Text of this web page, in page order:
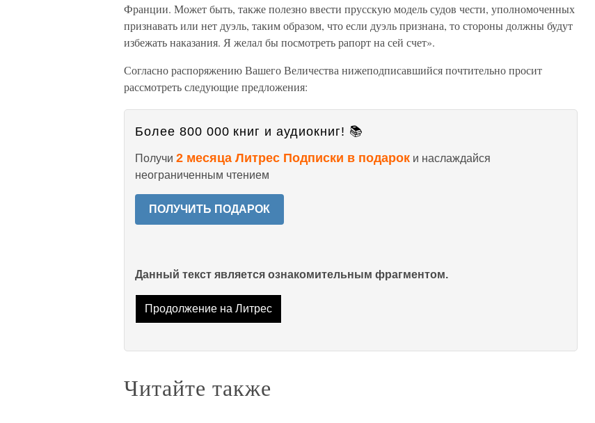
Франции. Может быть, также полезно ввести прусскую модель судов чести, уполномоченных
признавать или нет дуэль, таким образом, что если дуэль признана, то стороны должны будут
избежать наказания. Я желал бы посмотреть рапорт на сей счет».
Согласно распоряжению Вашего Величества нижеподписавшийся почтительно просит
рассмотреть следующие предложения:
Более 800 000 книг и аудиокниг! 📚
Получи 2 месяца Литрес Подписки в подарок и наслаждайся
неограниченным чтением
ПОЛУЧИТЬ ПОДАРОК
Данный текст является ознакомительным фрагментом.
Продолжение на Литрес
Читайте также